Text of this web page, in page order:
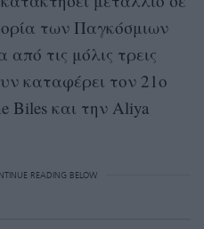
των Παγκόσμιων
τις μόλις τρεις
καταφέρει τον 21ο
Biles και την Aliya
READING BELOW